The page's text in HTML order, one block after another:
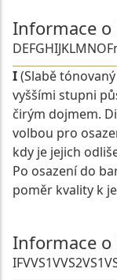
Informace o
DEFGHIJKLMNO
I(Slabě
vyššími stupni
čirým dojmem.
volbou pro
kdy je jejich
Po osazení do
poměr kvality k
Informace o
IFVVS1VVS2VS1